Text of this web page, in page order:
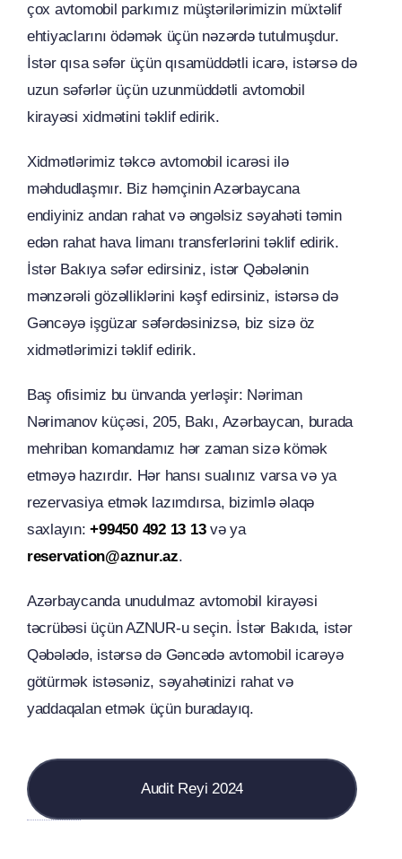
çox avtomobil parkımız müştərilərimizin müxtəlif
ehtiyaclarını ödəmək üçün nəzərdə tutulmuşdur.
İstər qısa səfər üçün qısamüddətli icarə, istərsə də
uzun səfərlər üçün uzunmüddətli avtomobil
kirayəsi xidmətini təklif edirik.
Xidmətlərimiz təkcə avtomobil icarəsi ilə
məhdudlaşmır. Biz həmçinin Azərbaycana
endiyiniz andan rahat və əngəlsiz səyahəti təmin
edən rahat hava limanı transferlərini təklif edirik.
İstər Bakıya səfər edirsiniz, istər Qəbələnin
mənzərəli gözəlliklərini kəşf edirsiniz, istərsə də
Gəncəyə işgüzar səfərdəsinizsə, biz sizə öz
xidmətlərimizi təklif edirik.
Baş ofisimiz bu ünvanda yerləşir: Nəriman
Nərimanov küçəsi, 205, Bakı, Azərbaycan, burada
mehriban komandamız hər zaman sizə kömək
etməyə hazırdır. Hər hansı sualınız varsa və ya
rezervasiya etmək lazımdırsa, bizimlə əlaqə
saxlayın:+99450 492 13 13və ya
reservation@aznur.az.
Azərbaycanda unudulmaz avtomobil kirayəsi
təcrübəsi üçün AZNUR-u seçin. İstər Bakıda, istər
Qəbələdə, istərsə də Gəncədə avtomobil icarəyə
götürmək istəsəniz, səyahətinizi rahat və
yaddaqalan etmək üçün buradayıq.
Audit Reyi 2024